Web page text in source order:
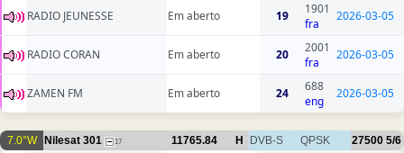
RADIO JEUNESSE Em aberto 19
1901
fra
2026-03-05
RADIO CORAN Em aberto 20
2001
fra
2026-03-05
ZAMEN FM Em aberto 24
688
eng
2026-03-05
7.0°W Nilesat 301 17 11765.84 H DVB-S QPSK 27500 5/6